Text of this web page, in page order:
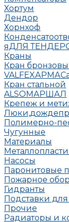
Хортум
Дендор
Хорнхоф
яДЛЯ
Краны
Кран
VALFEXАРМА
Кран стальной
ALSOМАРШАЛ
Крепеж и
Полимерно-
Чугунные
Материалы
Насосы
Паронитовые
Пожарное
Гидранты
Подставки
Прочие
Радиаторы и